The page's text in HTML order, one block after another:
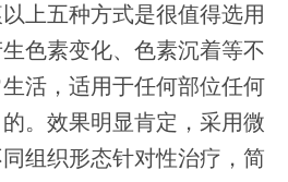
上五种方式是很值得选用
色素变化、色素沉着等不
活，适用于任何部位任何
。效果明显肯定，采用微
组织形态针对性治疗，简